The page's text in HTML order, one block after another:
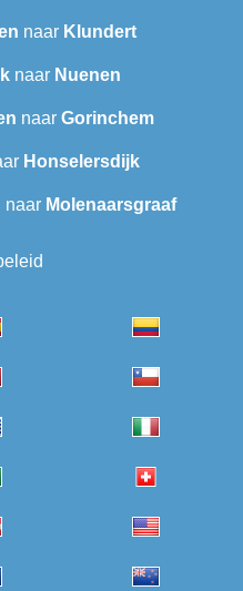
naar Klundert
naar Nuenen
naar Gorinchem
Honselersdijk
naar Molenaarsgraaf